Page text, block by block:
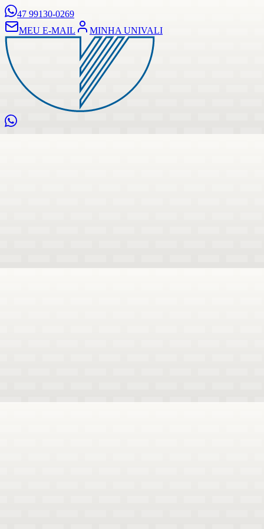
47 99130-0269
MEU E-MAIL
MINHA UNIVALI